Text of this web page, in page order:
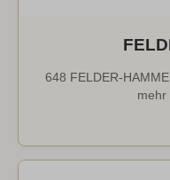
648 FELDER-
mehr